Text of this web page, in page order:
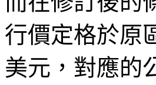
行價定格於原
美元，對應的